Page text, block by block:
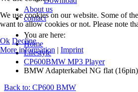
About us
contact
You are here:
Home
Lifestyle
CP600BMW MP3 Player
BMW Adapterkabel NG flat (16pin)
Back to: CP600 BMW
We use cookies on our website. Some of
want to allow cookies or not. Please note
Ok Decline
More information | Imprint